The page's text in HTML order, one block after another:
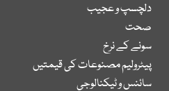
دلچسپ و عجیب
صحت
سونے کے نرخ
پیٹرولیم مصنوعات کی قیمتیں
سائنس و ٹیکنالوجی